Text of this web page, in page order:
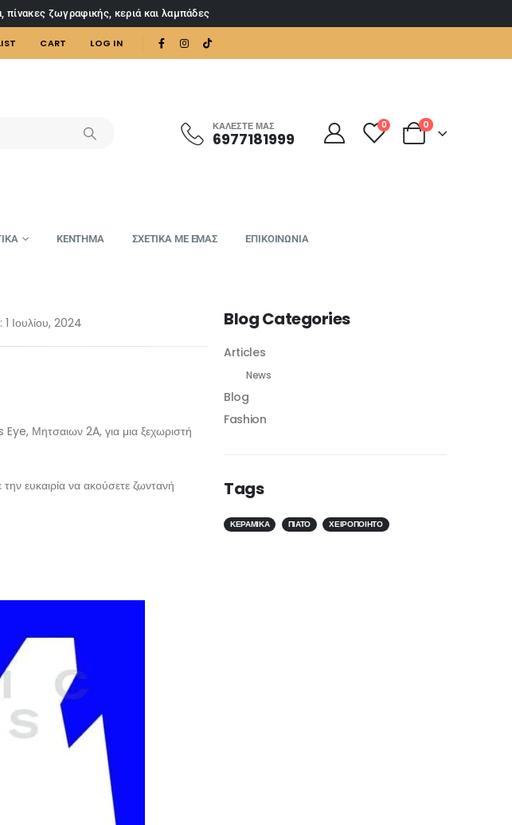
ζωγραφικής, κεριά και λαμπάδες
CART LOG IN
ΚΑΛΈΣΤΕ ΜΑΣ
6977181999
0 0
ΚΕΝΤΗΜΑ ΣΧΕΤΙΚΑ ΜΕ ΕΜΑΣ ΕΠΙΚΟΙΝΩΝΙΑ
1 Ιουλίου, 2024
Μητσαιων 2A, για μια ξεχωριστή
ευκαιρία να ακούσετε ζωντανή
Blog Categories
Articles
News
Blog
Fashion
Tags
ΚΕΡΑΜΙΚΆ ΠΙΆΤΟ ΧΕΙΡΟΠΟΊΗΤΟ